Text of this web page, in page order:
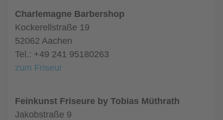
Charlemagne Barbershop
Kockerellstraße 19
52062 Aachen
Tel.: +49 241 95180263
zum Friseur
Feinkunst Friseure by Tobias Müthrath
Jakobstraße 9